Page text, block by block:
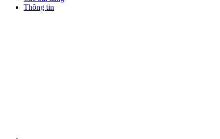
Thông tin